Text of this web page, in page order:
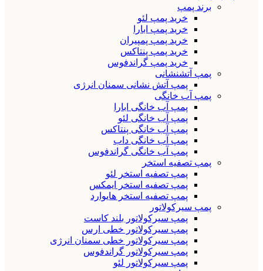
برند پمپ
خرید پمپ لئو
خرید پمپ ابارا
خرید پمپ پمپیران
خرید پمپ پنتاکس
خرید پمپ گراندفوس
پمپ آتشنشانی
پمپ آتش نشانی سمنان انرژی
پمپ آب خانگی
پمپ آب خانگی ابارا
پمپ آب خانگی لئو
پمپ آب خانگی پنتاکس
پمپ آب خانگی داب
پمپ آب خانگی گراندفوس
پمپ تصفیه استخر
پمپ تصفیه استخر لئو
پمپ تصفیه استخر ایمکس
پمپ تصفیه استخر هایوارد
پمپ سیرکولاتور
پمپ سیرکولاتور بلند کاست
پمپ سیرکولاتور خطی ارس
پمپ سیرکولاتور خطی سمنان انرژی
پمپ سیرکولاتور گراندفوس
پمپ سیرکولاتور لئو